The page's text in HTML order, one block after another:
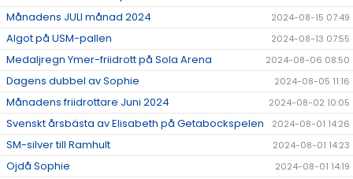
Månadens JULI månad 2024 2024-08-15 07:49
Algot på USM-pallen 2024-08-13 07:55
Medaljregn Ymer-friidrott på Sola Arena 2024-08-06 08:50
Dagens dubbel av Sophie 2024-08-05 11:16
Månadens friidrottare Juni 2024 2024-08-02 10:05
Svenskt årsbästa av Elisabeth på Getabockspelen 2024-08-01 14:26
SM-silver till Ramhult 2024-08-01 14:23
Ojdå Sophie 2024-08-01 14:19